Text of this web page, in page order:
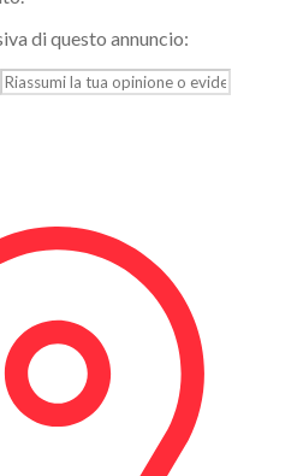
di questo annuncio: